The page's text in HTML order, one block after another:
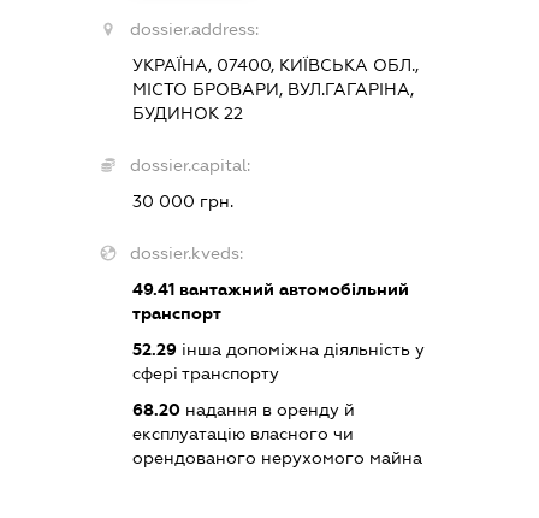
dossier.address:
УКРАЇНА, 07400, КИЇВСЬКА ОБЛ.,
МІСТО БРОВАРИ, ВУЛ.ГАГАРІНА,
БУДИНОК 22
dossier.capital:
30 000 грн.
dossier.kveds:
49.41вантажний автомобільний
транспорт
52.29інша допоміжна діяльність у
сфері транспорту
68.20надання в оренду й
експлуатацію власного чи
орендованого нерухомого майна